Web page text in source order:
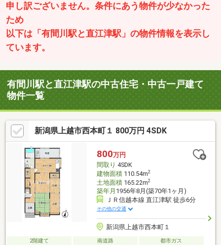
申し訳ございません。条件にあう物件が少なかった
ため
以下は「有間川駅と直江津駅」の物件情報を表示し
ています。
有間川駅と直江津駅の中古住宅・中古一戸建て
物件一覧
新潟県上越市西本町１ 800万円 4SDK
800万円
間取り 4SDK
建物面積110.54m2
土地面積165.22m2
築年月 1956年8月(築70年1ヶ月)
ＪＲ信越本線 直江津駅 徒歩6分
その他の交通
新潟県上越市西本町１
2階建て 南道路
都市ガス